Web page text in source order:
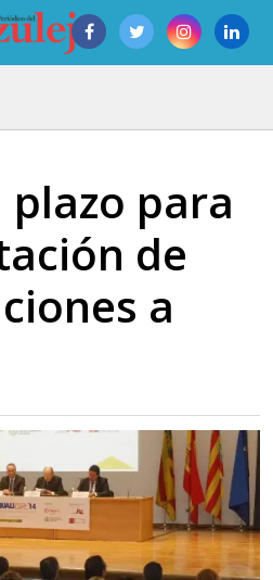
para
de
a